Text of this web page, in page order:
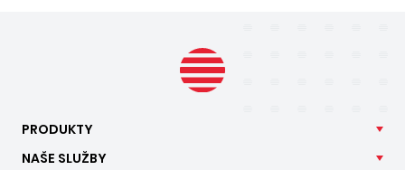
PRODUKTY
NAŠE SLUŽBY